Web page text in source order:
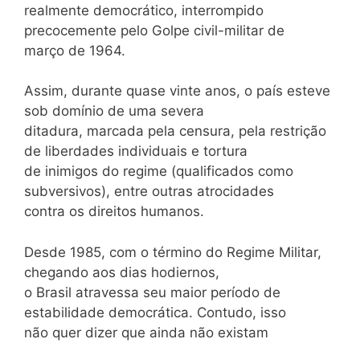
realmente democrático, interrompido
precocemente pelo Golpe civil-militar de
março de 1964.
Assim, durante quase vinte anos, o país esteve
sob domínio de uma severa
ditadura, marcada pela censura, pela restrição
de liberdades individuais e tortura
de inimigos do regime (qualificados como
subversivos), entre outras atrocidades
contra os direitos humanos.
Desde 1985, com o término do Regime Militar,
chegando aos dias hodiernos,
o Brasil atravessa seu maior período de
estabilidade democrática. Contudo, isso
não quer dizer que ainda não existam